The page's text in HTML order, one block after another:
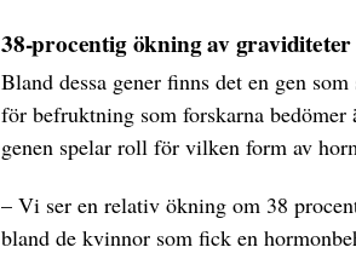
38-procentig ökning av graviditeter
Bland dessa gener finns det en gen
för befruktning som forskarna
genen spelar roll för vilken form av
– Vi ser en relativ ökning om 38
bland de kvinnor som fick en